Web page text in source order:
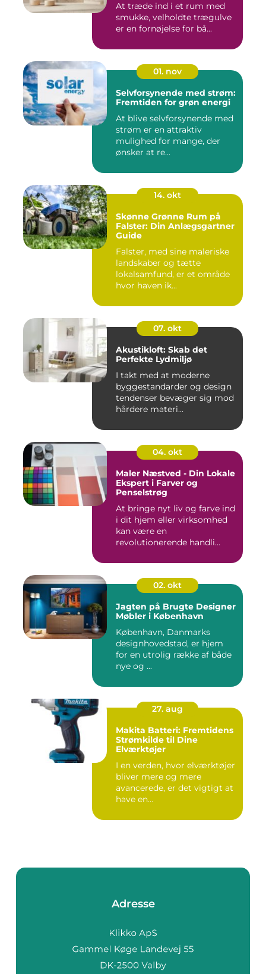
At træde ind i et rum med
smukke, velholdte trægulve
er en fornøjelse for bå...
01. nov
Selvforsynende med strøm:
Fremtiden for grøn energi
At blive selvforsynende med
strøm er en attraktiv
mulighed for mange, der
ønsker at re...
14. okt
Skønne Grønne Rum på
Falster: Din Anlægsgartner
Guide
Falster, med sine maleriske
landskaber og tætte
lokalsamfund, er et område
hvor haven ik...
07. okt
Akustikloft: Skab det
Perfekte Lydmiljø
I takt med at moderne
byggestandarder og design
tendenser bevæger sig mod
hårdere materi...
04. okt
Maler Næstved - Din Lokale
Ekspert i Farver og
Penselstrøg
At bringe nyt liv og farve ind
i dit hjem eller virksomhed
kan være en
revolutionerende handli...
02. okt
Jagten på Brugte Designer
Møbler i København
København, Danmarks
designhovedstad, er hjem
for en utrolig række af både
nye og ...
27. aug
Makita Batteri: Fremtidens
Strømkilde til Dine
Elværktøjer
I en verden, hvor elværktøjer
bliver mere og mere
avancerede, er det vigtigt at
have en...
Adresse